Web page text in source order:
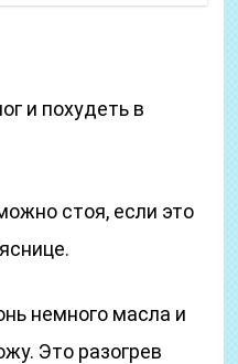
и похудеть в
стоя, если это
немного масла и
Это разогрев